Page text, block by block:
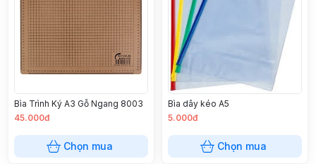
Bìa Trình Ký A3 Gỗ Ngang 8003
45.000đ
Chọn mua
Bìa dây kéo A5
5.000đ
Chọn mua